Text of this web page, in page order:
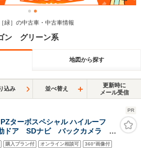
緑］の中古車・中古車情報
ン グリーン系
地図から探す
込み 並べ替え
更新時に
メール受信
PR
ターボスペシャル ハイルーフ
ドア SDナビ バックカメラ デ
サポート 禁煙車 ドラレコ ス
購入プラン付 オンライン相談可 360°画像付